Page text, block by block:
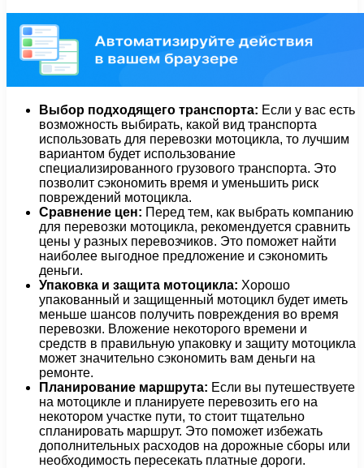
Выбор подходящего транспорта: Если у вас есть
возможность выбирать, какой вид транспорта
использовать для перевозки мотоцикла, то лучшим
вариантом будет использование
специализированного грузового транспорта. Это
позволит сэкономить время и уменьшить риск
повреждений мотоцикла.
Сравнение цен: Перед тем, как выбрать компанию
для перевозки мотоцикла, рекомендуется сравнить
цены у разных перевозчиков. Это поможет найти
наиболее выгодное предложение и сэкономить
деньги.
Упаковка и защита мотоцикла: Хорошо
упакованный и защищенный мотоцикл будет иметь
меньше шансов получить повреждения во время
перевозки. Вложение некоторого времени и
средств в правильную упаковку и защиту мотоцикла
может значительно сэкономить вам деньги на
ремонте.
Планирование маршрута: Если вы путешествуете
на мотоцикле и планируете перевозить его на
некотором участке пути, то стоит тщательно
спланировать маршрут. Это поможет избежать
дополнительных расходов на дорожные сборы или
необходимость пересекать платные дороги.